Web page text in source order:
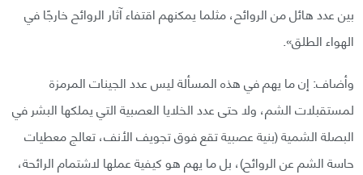
بين عدد هائل من الروائح، مثلما يمكنهم اقتفاء آثار الروائح خارجًا في
الهواء الطلق».
وأضاف: إن ما يهم في هذه المسألة ليس عدد الجينات المرمزة
لمستقبلات الشم، ولا حتى عدد الخلايا العصبية التي يملكها البشر في
البصلة الشمية (بنية عصبية تقع فوق تجويف الأنف، تعالج معطيات
حاسة الشم عن الروائح)، بل ما يهم هو كيفية عملها لاشتمام الرائحة،